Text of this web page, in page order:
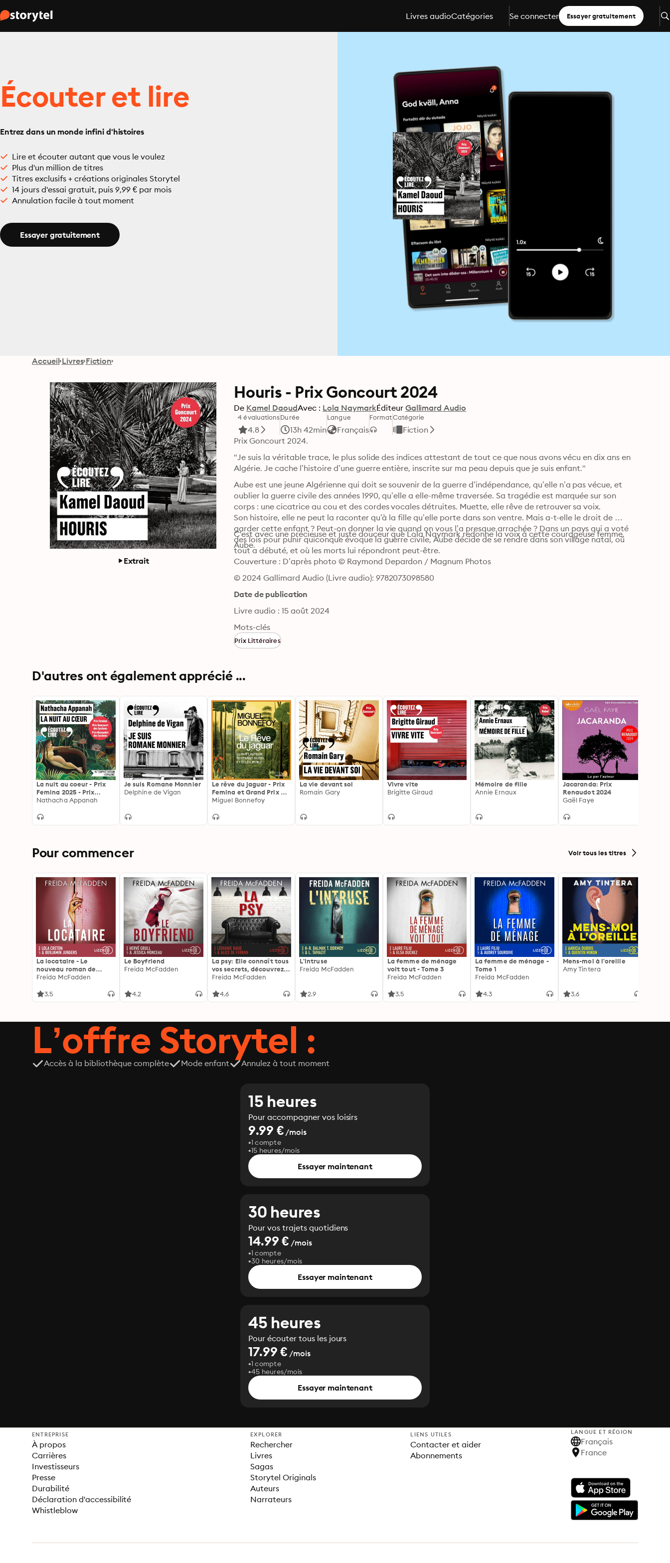
Livres audioCatégories Se connecter Essayer gratuitement
Écouter et lire
Entrez dans un monde infini d'histoires
Lire et écouter autant que vous le voulez
Plus d'un million de titres
Titres exclusifs + créations originales Storytel
14 jours d'essai gratuit, puis 9,99 € par mois
Annulation facile à tout moment
Essayer gratuitement
Accueil Livres Fiction
Extrait
Houris - Prix Goncourt 2024
De Kamel DaoudAvec : Lola NaymarkÉditeur Gallimard Audio
4 évaluations
4.8
Durée
13h 42min
Langue
Français
FormatCatégorie
Fiction
"Je suis la véritable trace, le plus solide des indices attestant de tout ce que nous avons vécu en dix ans en
Aube est une jeune Algérienne qui doit se souvenir de la guerre d’indépendance, qu’elle n’a pas vécue, et
oublier la guerre civile des années 1990, qu’elle a elle-même traversée. Sa tragédie est marquée sur son
corps : une cicatrice au cou et des cordes vocales détruites. Muette, elle rêve de retrouver sa voix.
Son histoire, elle ne peut la raconter qu’à la fille qu’elle porte dans son ventre. Mais a-t-elle le droit de
garder cette enfant ? Peut-on donner la vie quand on vous l’a presque arrachée ? Dans un pays qui a voté
des lois pour punir quiconque évoque la guerre civile, Aube décide de se rendre dans son village natal, où
C'est avec une précieuse et juste douceur que Lola Naymark redonne la voix à cette courageuse femme,
Aube.
Couverture : D’après photo © Raymond Depardon / Magnum Photos
© 2024 Gallimard Audio (Livre audio): 9782073098580
Date de publication
Livre audio : 15 août 2024
Mots-clés
Prix Littéraires
D'autres ont également apprécié ...
La nuit au coeur - Prix
Femina 2025 - Prix
Goncourt des Lycéens
Lycéens 2025
Nathacha Appanah
Je suis Romane Monnier
Delphine de Vigan
Le rêve du jaguar - Prix
Femina et Grand Prix du
Roman de l'Académie
Miguel Bonnefoy
La vie devant soi
Romain Gary
Vivre vite
Brigitte Giraud
Mémoire de fille
Annie Ernaux
Jacaranda: Prix
Renaudot 2024
Gaël Faye
Pour commencer Voir tous les titres
La locataire - Le
nouveau roman de
l'autrice de La femme
Freida McFadden
3.5
Le Boyfriend
Freida McFadden
4.2
La psy: Elle connaît tous
vos secrets, découvrez
les siens ...
Freida McFadden
4.6
L'intruse
Freida McFadden
2.9
La femme de ménage
voit tout - Tome 3
Freida McFadden
3.5
La femme de ménage -
Tome 1
Freida McFadden
4.3
Mens-moi à l'oreille
Amy Tintera
3.6
L’offre Storytel :
Accès à la bibliothèque complète Mode enfant Annulez à tout moment
15 heures
Pour accompagner vos loisirs
9.99 €/mois
1 compte
15 heures/mois
Essayer maintenant
30 heures
Pour vos trajets quotidiens
14.99 € /mois
1 compte
30 heures/mois
Essayer maintenant
45 heures
Pour écouter tous les jours
17.99 € /mois
1 compte
45 heures/mois
Essayer maintenant
ENTREPRISE
À propos
Carrières
Investisseurs
Presse
Durabilité
Déclaration d'accessibilité
Whistleblow
EXPLORER
Rechercher
Livres
Sagas
Storytel Originals
Auteurs
Narrateurs
LIENS UTILES
Contacter et aider
Abonnements
LANGUE ET RÉGION
Français
France